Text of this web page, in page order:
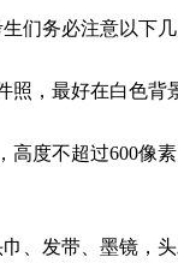
们务必注意以下几
照，最好在白色背
高度不超过600像
、发带、墨镜，